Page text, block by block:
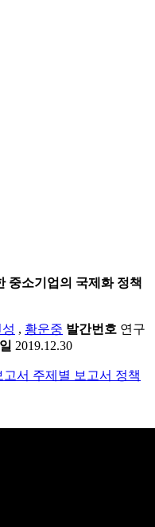
중소기업의 국제화 정책
, 황운중 발간번호 연구
2019.12.30
고서 주제별 보고서 정책